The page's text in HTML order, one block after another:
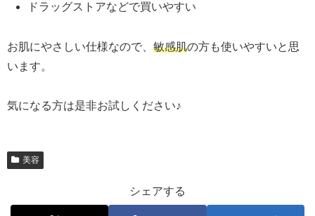
ドラッグストアなどで買いやすい
お肌にやさしい仕様なので、 敏感肌の方も使いやすいと思
います。
気になる方は是非お試しください♪
美容
シェアする